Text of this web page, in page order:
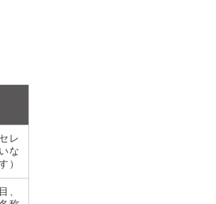
レ
な
）
、